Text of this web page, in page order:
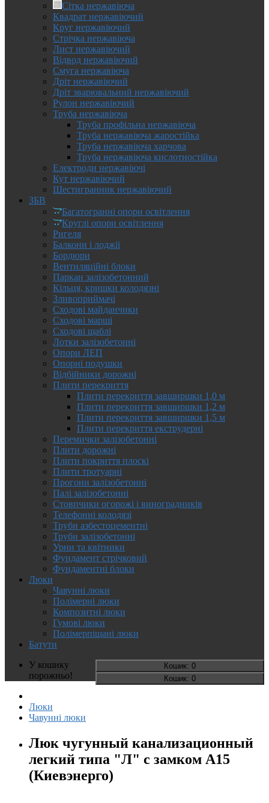
Сітка нержавіюча
Квадрат нержавіючий
Круг нержавіючий
Стрічка нержавіюча
Лист нержавіючий
Відвод нержавіючий
Смуга нержавіюча
Дріт нержавіючий
Дріт зварювальний нержавіючий
Рулон нержавіючий
Труба нержавіюча
Труба профільна нержавіюча
Труба нержавіюча жаростійка
Труба нержавіюча харчова
Труба нержавіюча кислотностійка
Електроди нержавіючі
Кут нержавіючий
Шестигранник нержавіючий
ЗБВ
Багатогранні опори освітлення
Круглі опори освітлення
Ригеля
Балкони і лоджії
Бордюри
Вентиляційні блоки
Паркан залізобетонний
Кільця, кришки колодязні
Зливоприймачі
Сходові майданчики
Сходові марші
Сходові щаблі
Лотки залізобетонні
Опори ЛЕП
Опорні подушки
Відбійники дорожні
Плити перекриття
Плити перекриття завширшки 1,0 м
Плити перекриття завширшки 1,2 м
Плити перекриття завширшки 1,5 м
Плити перекриття екструдерні
Перемички залізобетонні
Плити дорожні
Плити покриття плоскі
Плити тротуарні
Прогони залізобетонні
Палі залізобетонні
Стовпчики огорожі і виноградників
Телефонні колодязі
Труби азбестоцементні
Труби залізобетонні
Урни та квітники
Фундамент стрічковий
Фундаментні блоки
Люки
Чавунні люки
Полімерні люки
Композитні люки
Гумові люки
Полімерпіщані люки
Батути
Кошик: 0
Кошик: 0
У кошику
порожньо!
Люки
Чавунні люки
Люк чугунный канализационный
легкий типа "Л" с замком А15
(Киевэнерго)